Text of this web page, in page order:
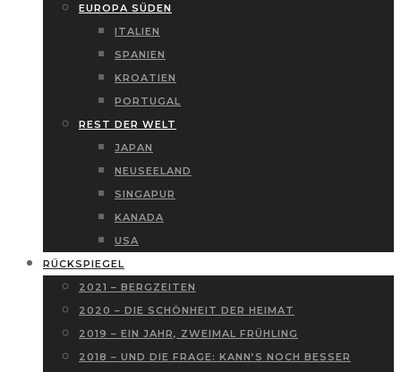
EUROPA SÜDEN
ITALIEN
SPANIEN
KROATIEN
PORTUGAL
REST DER WELT
JAPAN
NEUSEELAND
SINGAPUR
KANADA
USA
RÜCKSPIEGEL
2021 – BERGZEITEN
2020 – DIE SCHÖNHEIT DER HEIMAT
2019 – EIN JAHR, ZWEIMAL FRÜHLING
2018 – UND DIE FRAGE: KANN’S NOCH BESSER